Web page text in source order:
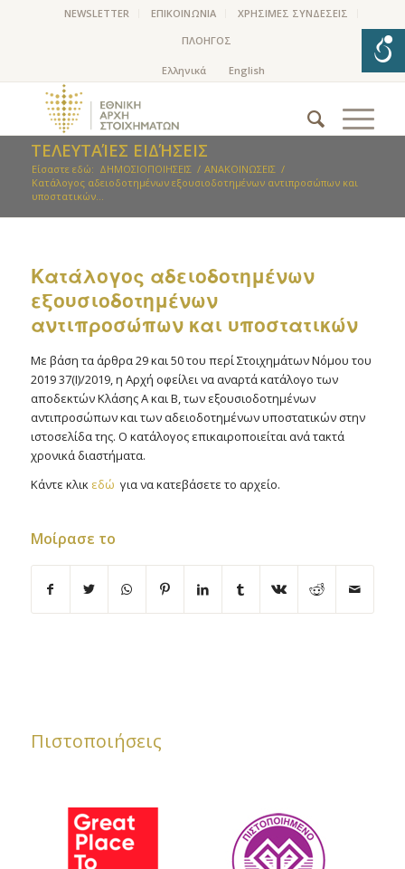
NEWSLETTER ΕΠΙΚΟΙΝΩΝΙΑ
ΧΡΗΣΙΜΕΣ ΣΥΝΔΕΣΕΙΣ
ΠΛΟΗΓΟΣ
ΤΕΛΕΥΤΑΊΕΣ ΕΙΔΉΣΕΙΣ
Είσαστε εδώ: ΔΗΜΟΣΙΟΠΟΙΗΣΕΙΣ / ΑΝΑΚΟΙΝΩΣΕΙΣ /
Kατάλογος αδειοδοτημένων εξουσιοδοτημένων αντιπροσώπων και
υποστατικών...
Kατάλογος αδειοδοτημένων
εξουσιοδοτημένων
αντιπροσώπων και υποστατικών
Με βάση τα άρθρα 29 και 50 του περί Στοιχημάτων Νόμου του
2019 37(Ι)/2019, η Αρχή οφείλει να αναρτά κατάλογο των
αποδεκτών Κλάσης Α και Β, των εξουσιοδοτημένων
αντιπροσώπων και των αδειοδοτημένων υποστατικών στην
ιστοσελίδα της. Ο κατάλογος επικαιροποιείται ανά τακτά
χρονικά διαστήματα.
Κάντε κλικ εδώ για να κατεβάσετε το αρχείο.
Μοίρασε το
Πιστοποιήσεις